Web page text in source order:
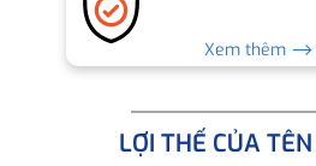
Xem thêm ⟶
LỢI THẾ CỦA